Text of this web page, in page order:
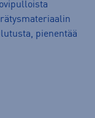
pienentää